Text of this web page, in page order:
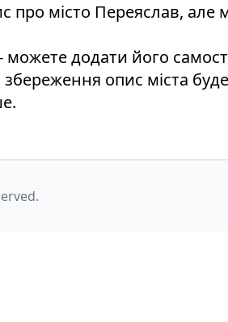
про місто Переяслав,
додати його
збереження опис міста